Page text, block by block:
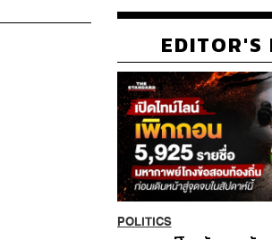
EDITOR'S
POLITICS